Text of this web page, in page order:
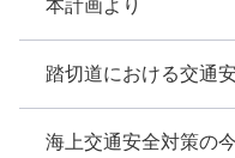
本計画より
踏切道における交通
海上交通安全対策の